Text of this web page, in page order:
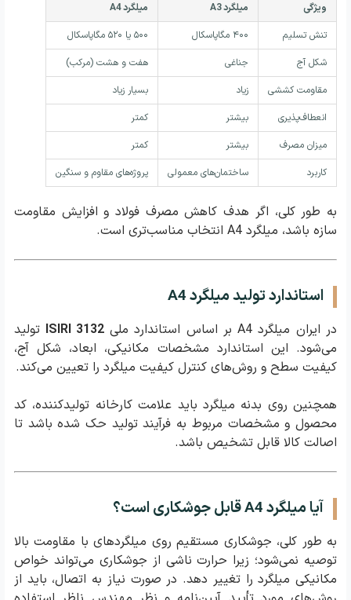
ویژگی میلگرد A3
میلگرد A4
تنش تسلیم
۴۰۰ مگاپاسکال
۵۰۰ یا ۵۲۰ مگاپاسکال
شکل آج
جناغی
هفت و هشت (مرکب)
مقاومت کششی
زیاد
بسیار زیاد
انعطاف‌پذیری
بیشتر
کمتر
میزان مصرف
بیشتر
کمتر
کاربرد
ساختمان‌های معمولی پروژه‌های مقاوم و سنگین
به طور کلی، اگر هدف کاهش مصرف فولاد و افزایش مقاومت
سازه باشد، میلگرد A4 انتخاب مناسب‌تری است.
استاندارد تولید میلگرد A4
در ایران میلگرد A4 بر اساس استاندارد ملی ISIRI 3132 تولید
می‌شود. این استاندارد مشخصات مکانیکی، ابعاد، شکل آج،
کیفیت سطح و روش‌های کنترل کیفیت میلگرد را تعیین می‌کند.
همچنین روی بدنه میلگرد باید علامت کارخانه تولیدکننده، کد
محصول و مشخصات مربوط به فرآیند تولید حک شده باشد تا
اصالت کالا قابل تشخیص باشد.
آیا میلگرد A4 قابل جوشکاری است؟
به طور کلی، جوشکاری مستقیم روی میلگردهای با مقاومت بالا
توصیه نمی‌شود؛ زیرا حرارت ناشی از جوشکاری می‌تواند خواص
مکانیکی میلگرد را تغییر دهد. در صورت نیاز به اتصال، باید از